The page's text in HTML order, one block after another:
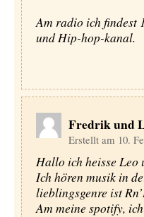
Am radio ich findest
und Hip-hop-kanal.
Fredrik und
Erstellt am 10.
Hallo ich heisse Leo
Ich hören musik in
lieblingsgenre ist
Am meine spotify,